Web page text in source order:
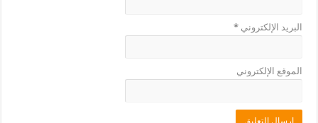
البريد الإلكتروني*
الموقع الإلكتروني